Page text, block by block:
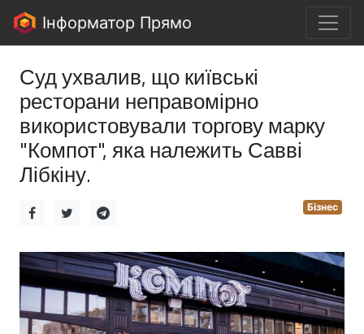
Інформатор Прямо
Суд ухвалив, що київські
ресторани неправомірно
використовували торгову марку
"Компот", яка належить Савві
Лібкіну.
Бізнес